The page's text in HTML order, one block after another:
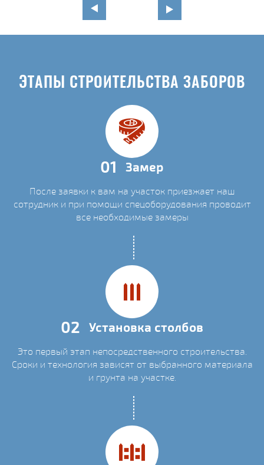
ЭТАПЫ СТРОИТЕЛЬСТВА ЗАБОРОВ
01 Замер
После заявки к вам на участок приезжает наш
сотрудник и при помощи спецоборудования проводит
все необходимые замеры
02 Установка столбов
Это первый этап непосредственного строительства.
Сроки и технология зависят от выбранного материала
и грунта на участке.